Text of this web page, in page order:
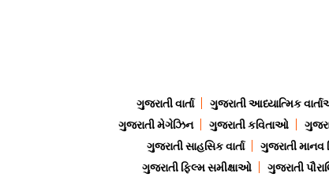
ગુજરાતી વાર્તા ગુજરાતી આધ્યાત્મિક
ગુજરાતી મેગેઝિન
ગુજરાતી કવિતાઓ
ગુજરાતી સાહસિક વાર્તા
ગુજરાતી માનવ
ગુજરાતી ફિલ્મ સમીક્ષાઓ
ગુજરાતી